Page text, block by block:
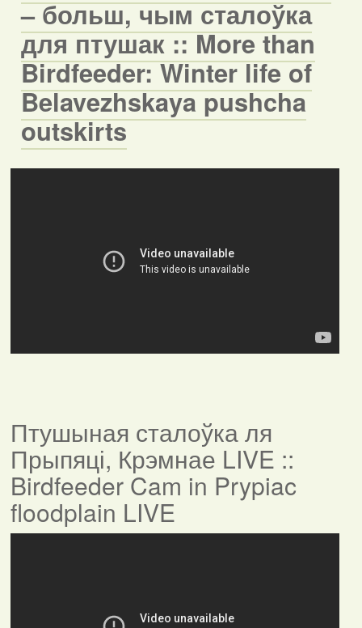
– больш, чым сталоўка
для птушак :: More than
Birdfeeder: Winter life of
Belavezhskaya pushcha
outskirts
Птушыная сталоўка ля
Прыпяці, Крэмнае LIVE ::
Birdfeeder Cam in Prypiac
floodplain LIVE